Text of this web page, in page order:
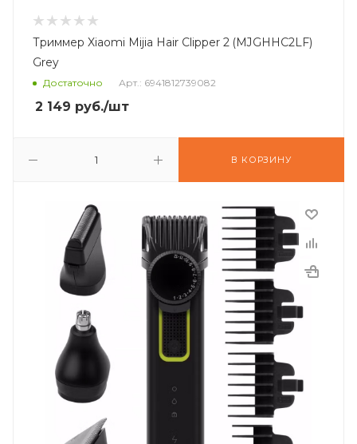
Триммер Xiaomi Mijia Hair Clipper 2 (MJGHHC2LF)
Grey
Достаточно Арт.: 6941812739082
2 149 руб./шт
В КОРЗИНУ